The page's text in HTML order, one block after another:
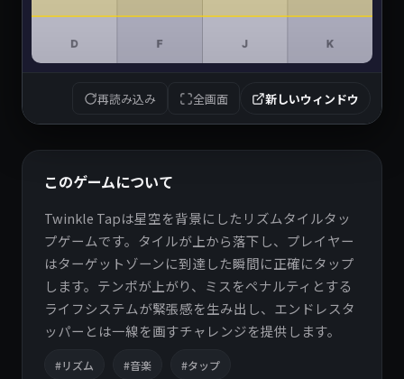
再読み込み 全画面 新しいウィンドウ
このゲームについて
Twinkle Tapは星空を背景にしたリズムタイルタッ
プゲームです。タイルが上から落下し、プレイヤー
はターゲットゾーンに到達した瞬間に正確にタップ
します。テンポが上がり、ミスをペナルティとする
ライフシステムが緊張感を生み出し、エンドレスタ
ッパーとは一線を画すチャレンジを提供します。
#リズム #音楽 #タップ